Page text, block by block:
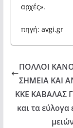
αρχές».
πηγή: avgi.gr
ΠΟΛΛΟΙ
ΣΗΜΕΙΑ ΚΑΙ
ΚΚΕ ΚΑΒΑΛΑΣ
και τα